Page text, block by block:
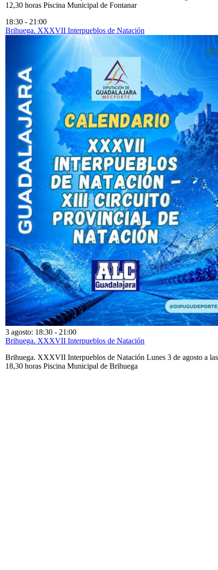
12,30 horas Piscina Municipal de Fontanar
18:30 - 21:00
Brihuega. XXXVII Interpueblos de Natación
3 agosto: 18:30 - 21:00
Brihuega. XXXVII Interpueblos de Natación
Brihuega. XXXVII Interpueblos de Natación Lunes 3 de agosto a las
18,30 horas Piscina Municipal de Brihuega